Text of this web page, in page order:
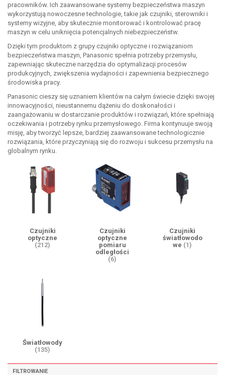
pracowników. Ich zaawansowane systemy bezpieczeństwa maszyn
wykorzystują nowoczesne technologie, takie jak czujniki, sterowniki i
systemy wizyjne, aby skutecznie monitorować i kontrolować pracę
maszyn w celu uniknięcia potencjalnych niebezpieczeństw.
Dzięki tym produktom z grupy czujniki optyczne i rozwiązaniom
bezpieczeństwa maszyn, Panasonic spełnia potrzeby przemysłu,
zapewniając skuteczne narzędzia do optymalizacji procesów
produkcyjnych, zwiększenia wydajności i zapewnienia bezpiecznego
środowiska pracy.
Panasonic cieszy się uznaniem klientów na całym świecie dzięki swojej
innowacyjności, nieustannemu dążeniu do doskonałości i
zaangażowaniu w dostarczanie produktów i rozwiązań, które spełniają
oczekiwania i potrzeby rynku przemysłowego. Firma kontynuuje swoją
misję, aby tworzyć lepsze, bardziej zaawansowane technologicznie
rozwiązania, które przyczyniają się do rozwoju i sukcesu przemysłu na
globalnym rynku.
Czujniki
optyczne
(212)
Czujniki
optyczne
pomiaru
odległości
(6)
Czujniki
światłowodo
we (1)
Światłowody
(135)
FILTROWANIE